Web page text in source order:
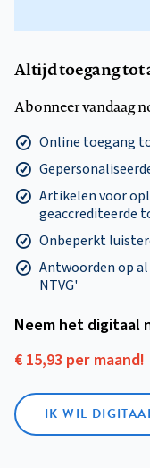
Altijd toegang tot
Abonneer vandaag
Online toegang
Artikelen voor
geaccrediteerde
Onbeperkt
Antwoorden op
NTVG'
Neem het digitaal
€ 15,93 per maand!
IK WIL